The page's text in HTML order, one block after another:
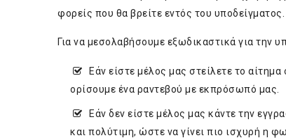
φορείς που θα βρείτε εντός του υποδείγματος.
Για να μεσολαβήσουμε εξωδικαστικά για την
Εάν είστε μέλος μας στείλετε το αίτημα
ορίσουμε ένα ραντεβού με εκπρόσωπό μας.
Εάν δεν είστε μέλος μας κάντε την
και πολύτιμη, ώστε να γίνει πιο ισχυρή η